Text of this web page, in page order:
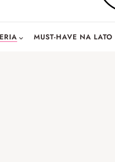
MUST-HAVE NA LATO